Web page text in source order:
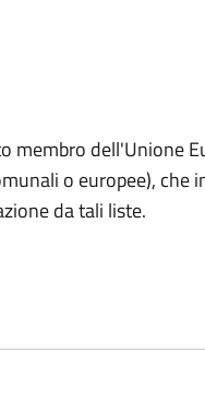
membro dell'Unione
o europee), che
da tali liste.